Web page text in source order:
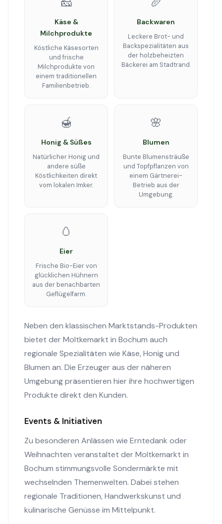
Käse &
Milchprodukte
Köstliche Käsesorten
und frische
Milchprodukte von
einem traditionellen
Familienbetrieb.
Backwaren
Leckere Brot- und
Backspezialitäten aus
der holzbeheizten
Bäckerei am Stadtrand.
🍯
Honig & Süßes
Natürlicher Honig und
andere süße
Köstlichkeiten direkt
vom lokalen Imker.
🌸
Blumen
Bunte Blumensträuße
und Topfpflanzen von
einem Gärtnerei-
Betrieb aus der
Umgebung.
🥚
Eier
Frische Bio-Eier von
glücklichen Hühnern
aus der benachbarten
Geflügelfarm.
Neben den klassischen Marktstands-Produkten
bietet der Moltkemarkt in Bochum auch
regionale Spezialitäten wie Käse, Honig und
Blumen an. Die Erzeuger aus der näheren
Umgebung präsentieren hier ihre hochwertigen
Produkte direkt den Kunden.
Events & Initiativen
Zu besonderen Anlässen wie Erntedank oder
Weihnachten veranstaltet der Moltkemarkt in
Bochum stimmungsvolle Sondermärkte mit
wechselnden Themenwelten. Dabei stehen
regionale Traditionen, Handwerkskunst und
kulinarische Genüsse im Mittelpunkt.